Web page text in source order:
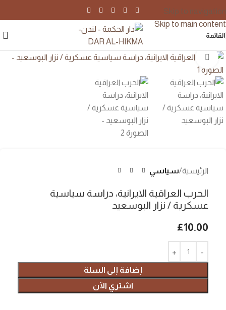
Skip to navigation
Skip to main content
القائمة
اضغط للتكبير
الرئيسية سياسي
الحرب العراقية الايرانية، دراسة سياسية
عسكرية / نزار البوسعيد
£10.00
إضافة إلى السلة
اشتري الآن